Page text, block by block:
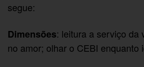
segue:
Dimensões: leitura a serviço da
no amor; olhar o CEBI enquanto